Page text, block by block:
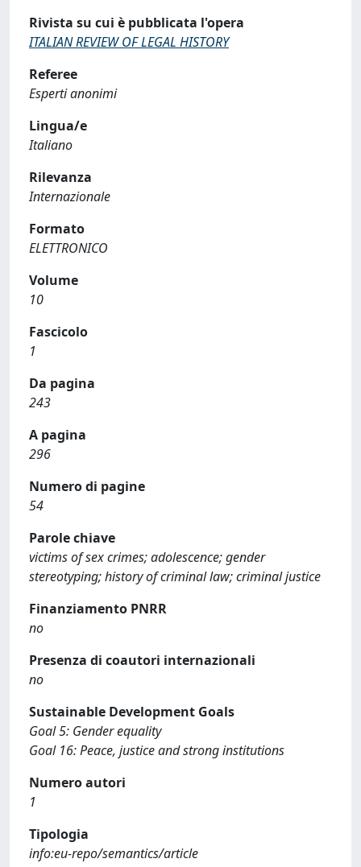
Rivista su cui è pubblicata l'opera
ITALIAN REVIEW OF LEGAL HISTORY
Referee
Esperti anonimi
Lingua/e
Italiano
Rilevanza
Internazionale
Formato
ELETTRONICO
Volume
10
Fascicolo
1
Da pagina
243
A pagina
296
Numero di pagine
54
Parole chiave
victims of sex crimes; adolescence; gender
stereotyping; history of criminal law; criminal justice
Finanziamento PNRR
no
Presenza di coautori internazionali
no
Sustainable Development Goals
Goal 5: Gender equality
Goal 16: Peace, justice and strong institutions
Numero autori
1
Tipologia
info:eu-repo/semantics/article